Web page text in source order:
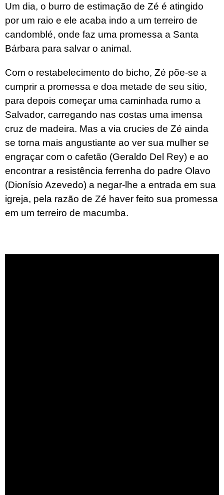
Um dia, o burro de estimação de Zé é atingido
por um raio e ele acaba indo a um terreiro de
candomblé, onde faz uma promessa a Santa
Bárbara para salvar o animal.
Com o restabelecimento do bicho, Zé põe-se a
cumprir a promessa e doa metade de seu sítio,
para depois começar uma caminhada rumo a
Salvador, carregando nas costas uma imensa
cruz de madeira. Mas a via crucies de Zé ainda
se torna mais angustiante ao ver sua mulher se
engraçar com o cafetão (Geraldo Del Rey) e ao
encontrar a resistência ferrenha do padre Olavo
(Dionísio Azevedo) a negar-lhe a entrada em sua
igreja, pela razão de Zé haver feito sua promessa
em um terreiro de macumba.